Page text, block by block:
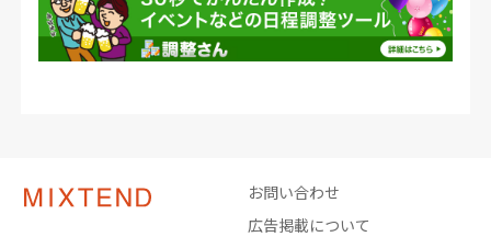
お問い合わせ
広告掲載について